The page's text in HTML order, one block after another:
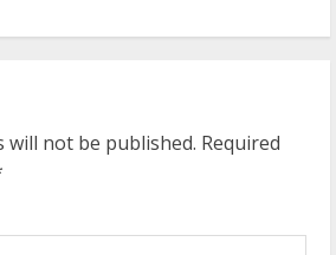
will not be published. Required